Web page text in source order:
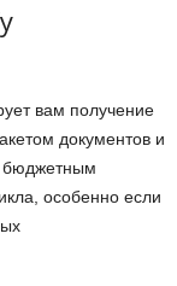
вам получение
документов и
бюджетным
особенно если